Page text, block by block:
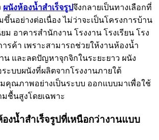
ผนังห้องน้ำสำเร็จรูปจึงกลายเป็นทางเลือกที่
นอย่างต่อเนื่อง ไม่ว่าจะเป็นโครงการบ้าน
ม อาคารสำนักงาน โรงงาน โรงเรียน โรง
รค้า เพราะสามารถช่วยให้งานห้องน้ำ
าน และลดปัญหาจุกจิกในระยะยาว ผนัง
ะบบผนังที่ผลิตจากโรงงานภายใต้
คุณภาพอย่างเป็นระบบ ออกแบบมาเพื่อใช้
ชื้นสูงโดยเฉพาะ
งน้ำสำเร็จรูปที่เหนือกว่างานแบบ